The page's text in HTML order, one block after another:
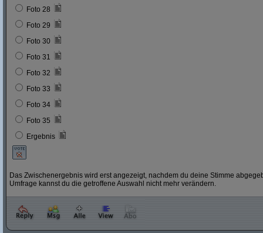
Foto 28
Foto 29
Foto 30
Foto 31
Foto 32
Foto 33
Foto 34
Foto 35
Ergebnis
Das Zwischenergebnis wird erst angezeigt, nachdem du deine Stimme
Umfrage kannst du die getroffene Auswahl nicht mehr verändern.